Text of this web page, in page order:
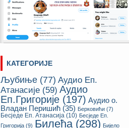
КАТЕГОРИЈЕ
Љубиње (77) Аудио Еп.
Атанасије (59) Аудио
Еп.Григорије (197) Аудио о.
Владан Перишић (35) Берковићи (7)
Бесједе Еп. Атанасија (10) Бесједе Еп.
Григорија (9) Билећа(298) Бијело